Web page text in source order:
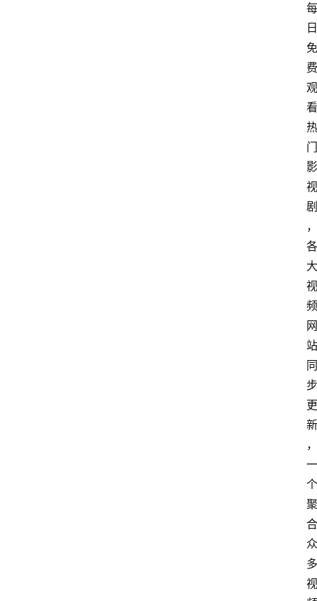
每
日
免
费
观
看
热
门
影
视
剧
，
各
大
视
频
网
站
同
步
更
新
，
一
个
聚
合
众
多
视